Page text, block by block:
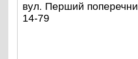
вул. Перший
14-79